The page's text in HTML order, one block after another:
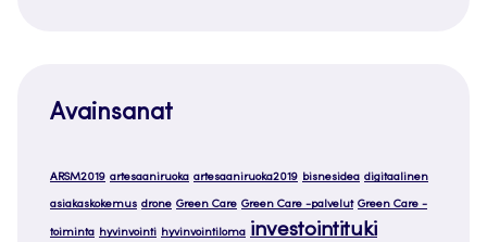
Avainsanat
ARSM2019 artesaaniruoka artesaaniruoka2019 bisnesidea digitaalinen
asiakaskokemus drone Green Care Green Care -palvelut Green Care -
toiminta hyvinvointi hyvinvointiloma investointituki